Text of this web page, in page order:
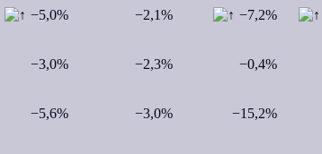
−5,0% −2,1% −7,2%
−3,0% −2,3% −0,4%
−5,6% −3,0% −15,2%